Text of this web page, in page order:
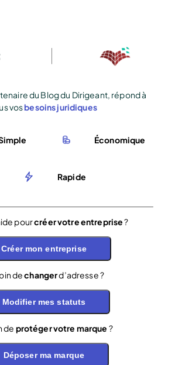
du Blog du Dirigeant, répond à
vosbesoins juridiques
Économique
Rapide
pourcréer votre entreprise?
Créer mon entreprise
dechangerd’adresse ?
Modifier mes statuts
de protéger votre marque ?
Déposer ma marque